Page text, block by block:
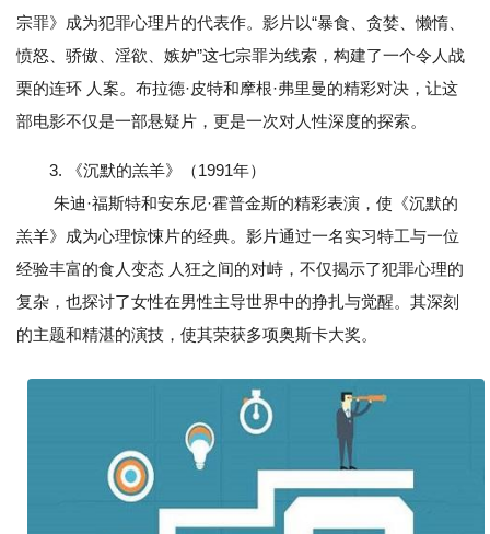
宗罪》成为犯罪心理片的代表作。影片以“暴食、贪婪、懒惰、
愤怒、骄傲、淫欲、嫉妒”这七宗罪为线索，构建了一个令人战
栗的连环 人案。布拉德·皮特和摩根·弗里曼的精彩对决，让这
部电影不仅是一部悬疑片，更是一次对人性深度的探索。
3. 《沉默的羔羊》（1991年）
朱迪·福斯特和安东尼·霍普金斯的精彩表演，使《沉默的
羔羊》成为心理惊悚片的经典。影片通过一名实习特工与一位
经验丰富的食人变态 人狂之间的对峙，不仅揭示了犯罪心理的
复杂，也探讨了女性在男性主导世界中的挣扎与觉醒。其深刻
的主题和精湛的演技，使其荣获多项奥斯卡大奖。